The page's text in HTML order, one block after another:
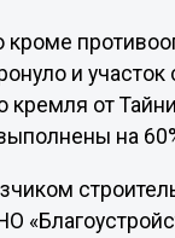
кроме
и участок
кремля от
на